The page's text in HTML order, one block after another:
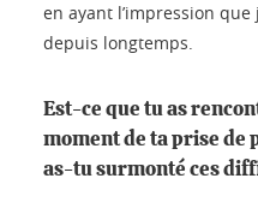
en ayant l’impression
depuis longtemps.
Est-ce que tu as
moment de ta prise de
as-tu surmonté ces